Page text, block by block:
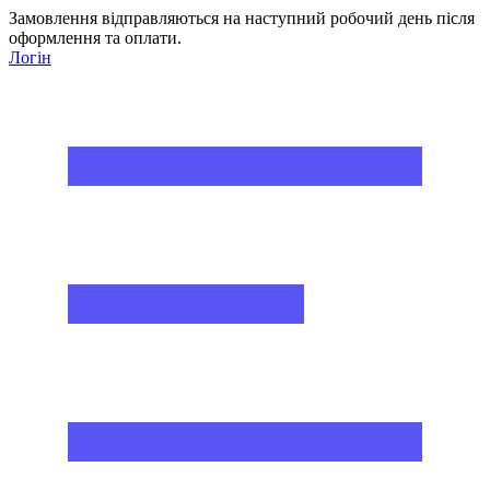
Замовлення відправляються на наступний робочий день після
оформлення та оплати.
Логін